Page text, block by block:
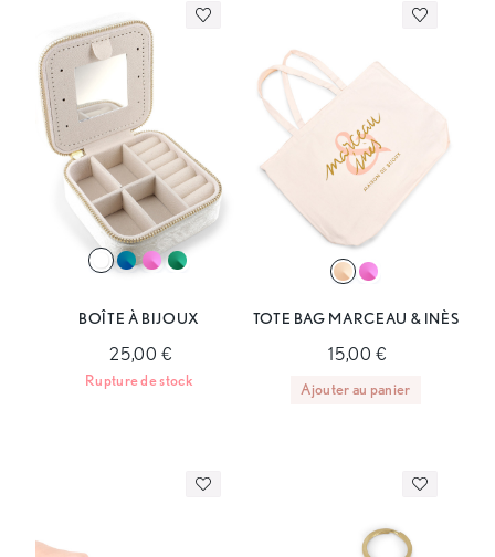
BOÎTE À BIJOUX
25,00 €
Rupture de stock
TOTE BAG MARCEAU & INÈS
15,00 €
Ajouter au panier